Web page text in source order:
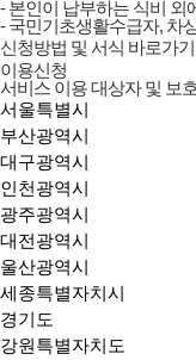
- 본인이 납부하는 식비 외
- 국민기초생활수급자, 차
신청방법 및 서식 바로가기
이용신청
서비스 이용 대상자 및 보
서울특별시
부산광역시
대구광역시
인천광역시
광주광역시
대전광역시
울산광역시
세종특별자치시
경기도
강원특별자치도